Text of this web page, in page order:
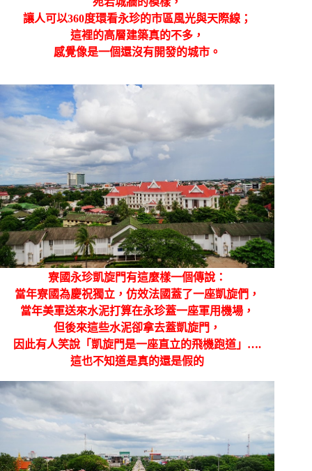
讓人可以360度環看永珍的市區風光與天際線；
這裡的高層建築真的不多，
感覺像是一個還沒有開發的城市。
寮國永珍凱旋門有這麼樣一個傳說：
當年寮國為慶祝獨立，仿效法國蓋了一座凱旋們，
當年美軍送來水泥打算在永珍蓋一座軍用機場，
但後來這些水泥卻拿去蓋凱旋門，
因此有人笑說「凱旋門是一座直立的飛機跑道」….
這也不知道是真的還是假的